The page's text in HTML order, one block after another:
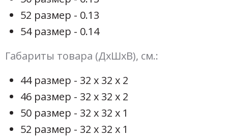
52 размер - 0.13
54 размер - 0.14
Габариты товара (ДхШхВ), см.:
44 размер - 32 х 32 х 2
46 размер - 32 х 32 х 2
50 размер - 32 х 32 х 1
52 размер - 32 х 32 х 1